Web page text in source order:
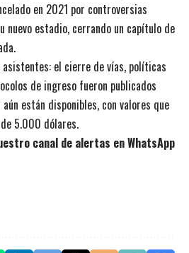
en 2021 por controversias
nuevo estadio, cerrando un capítulo de
el cierre de vías, políticas
de ingreso fueron publicados
están disponibles, con valores que
5.000 dólares.
canal de alertas en WhatsApp